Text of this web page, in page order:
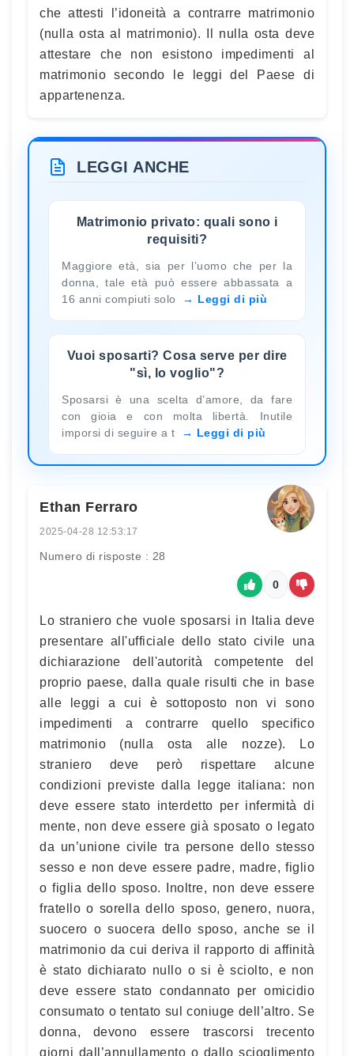
che attesti l’idoneità a contrarre matrimonio
(nulla osta al matrimonio). Il nulla osta deve
attestare che non esistono impedimenti al
matrimonio secondo le leggi del Paese di
appartenenza.
LEGGI ANCHE
Matrimonio privato: quali sono i
requisiti?
Maggiore età, sia per l’uomo che per la
donna, tale età può essere abbassata a
16 anni compiuti solo
Leggi di più
Vuoi sposarti? Cosa serve per dire
"sì, lo voglio"?
Sposarsi è una scelta d’amore, da fare
con gioia e con molta libertà. Inutile
imporsi di seguire a t
Leggi di più
Ethan Ferraro
2025-04-28 12:53:17
Numero di risposte : 28
0
Lo straniero che vuole sposarsi in Italia deve
presentare all'ufficiale dello stato civile una
dichiarazione dell'autorità competente del
proprio paese, dalla quale risulti che in base
alle leggi a cui è sottoposto non vi sono
impedimenti a contrarre quello specifico
matrimonio (nulla osta alle nozze). Lo
straniero deve però rispettare alcune
condizioni previste dalla legge italiana: non
deve essere stato interdetto per infermità di
mente, non deve essere già sposato o legato
da un’unione civile tra persone dello stesso
sesso e non deve essere padre, madre, figlio
o figlia dello sposo. Inoltre, non deve essere
fratello o sorella dello sposo, genero, nuora,
suocero o suocera dello sposo, anche se il
matrimonio da cui deriva il rapporto di affinità
è stato dichiarato nullo o si è sciolto, e non
deve essere stato condannato per omicidio
consumato o tentato sul coniuge dell’altro. Se
donna, devono essere trascorsi trecento
giorni dall’annullamento o dallo scioglimento